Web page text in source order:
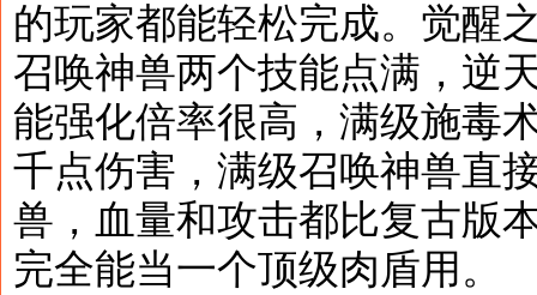
的玩家都能轻松完成。觉醒
召唤神兽两个技能点满，逆
能强化倍率很高，满级施毒
千点伤害，满级召唤神兽直
兽，血量和攻击都比复古版
完全能当一个顶级肉盾用。